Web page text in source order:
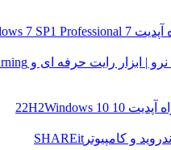
7 SP1 Professional
Windows 10
و کامپیوتر SHAREit